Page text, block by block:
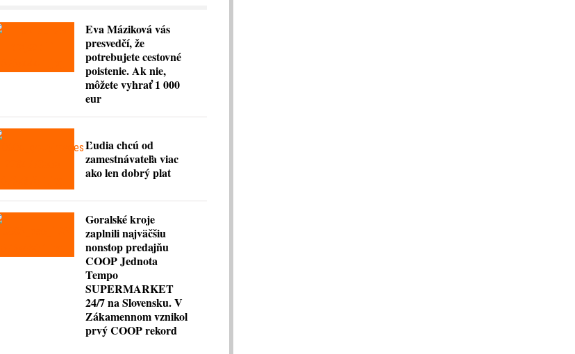
Eva Máziková vás
presvedčí, že
potrebujete cestovné
poistenie. Ak nie,
môžete vyhrať 1 000
eur
Ľudia chcú od
zamestnávateľa viac
ako len dobrý plat
Goralské kroje
zaplnili najväčšiu
nonstop predajňu
COOP Jednota
Tempo
SUPERMARKET
24/7 na Slovensku. V
Zákamennom vznikol
prvý COOP rekord